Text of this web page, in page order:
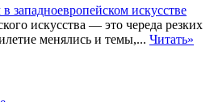
искусства — это череда резких
менялись и темы,... Читать»